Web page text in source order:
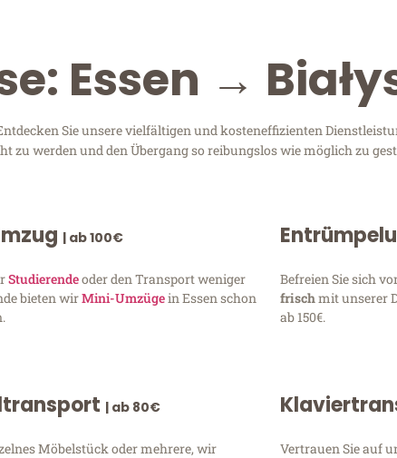
Essen →
Sie unsere vielfältigen und kosteneffizienten
zu werden und den Übergang so reibungslos wie möglich zu
| ab 100€
Studierendeoder den Transport weniger
bieten wirMini-Umzügein Essen schon
Befreien Sie sich
frischmit unserer
ab 150€.
| ab 80€
Möbelstück oder mehrere, wir
Vertrauen Sie auf